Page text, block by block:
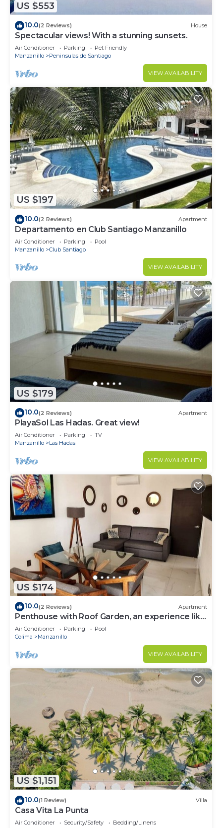
US $553
10.0(2 Reviews) House
Spectacular views! With a stunning sunsets.
Air Conditioner Parking
Pet Friendly
Manzanillo
Peninsulas de Santiago
VIEW AVAILABILITY
US $197
10.0(2 Reviews) Apartment
Departamento en Club Santiago Manzanillo
Air Conditioner Parking
Pool
Manzanillo
Club Santiago
VIEW AVAILABILITY
US $179
10.0(2 Reviews) Apartment
PlayaSol Las Hadas. Great view!
Air Conditioner Parking
TV
Manzanillo
Las Hadas
VIEW AVAILABILITY
US $174
10.0(2 Reviews) Apartment
Penthouse with Roof Garden, an experience like
no other.
Air Conditioner Parking
Pool
Colima
Manzanillo
VIEW AVAILABILITY
US $1,151
10.0(1 Review) Villa
Casa Vita La Punta
Air Conditioner Security/Safety
Bedding/Linens